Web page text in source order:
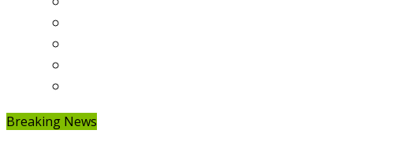
Breaking News